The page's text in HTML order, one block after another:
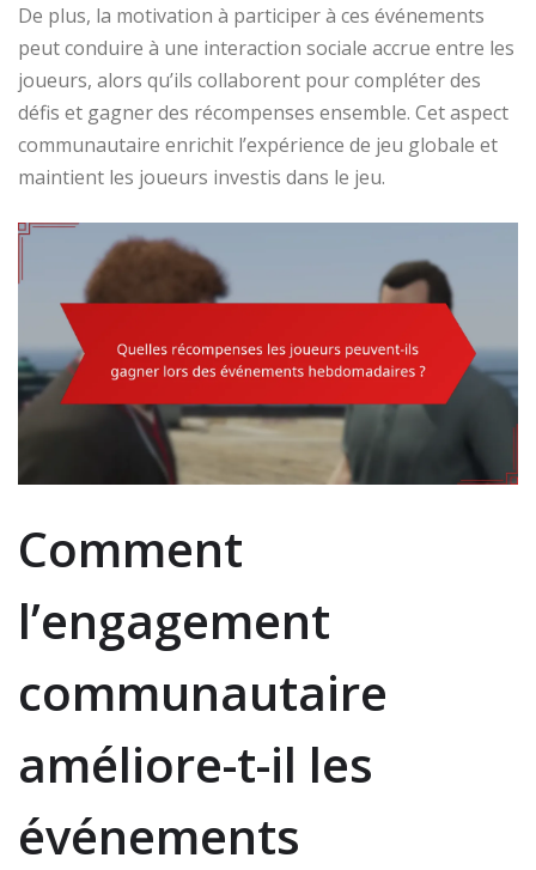
De plus, la motivation à participer à ces événements
peut conduire à une interaction sociale accrue entre les
joueurs, alors qu’ils collaborent pour compléter des
défis et gagner des récompenses ensemble. Cet aspect
communautaire enrichit l’expérience de jeu globale et
maintient les joueurs investis dans le jeu.
Comment
l’engagement
communautaire
améliore-t-il les
événements